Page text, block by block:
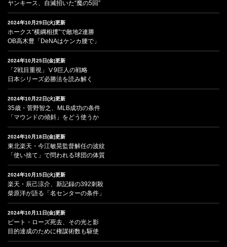
ヤンキース、自滅招いた“魔の5回”
2024年10月29日(火)更新
ホークス“横綱相撲”で敵地2連勝
OB高木豊「DeNAはケンカ腰で」
2024年10月25日(金)更新
「2戦目重視」Ⅴ9巨人の戦略
日本シリーズ必勝法を読み解く
2024年10月22日(火)更新
35歳・菅野智之、MLB成功の条件
「マウンドの傾斜」をどう使うか
2024年10月18日(金)更新
東北楽天・今江敏晃監督解任の波紋
「使い捨て」で問われる球団の体質
2024年10月15日(火)更新
楽天・辰己涼介、新記録の392刺殺
柴原洋が語る「名センターの条件」
2024年10月11日(金)更新
ピート・ローズ死去、その光と影
目的達成のために権謀術数も駆使